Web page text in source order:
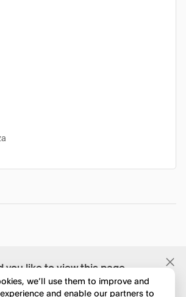
you like to view this page
in English?
we’ll use them to improve and
and enable our partners to